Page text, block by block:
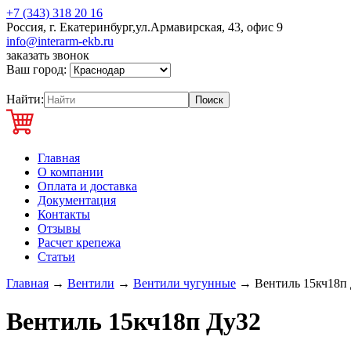
+7 (343) 318 20 16
Россия, г. Екатеринбург,ул.Армавирская, 43, офис 9
info@interarm-ekb.ru
заказать звонок
Ваш город:
Найти:
Главная
О компании
Оплата и доставка
Документация
Контакты
Отзывы
Расчет крепежа
Статьи
Главная → Вентили → Вентили чугунные → Вентиль
Вентиль 15кч18п Ду32